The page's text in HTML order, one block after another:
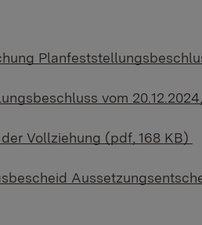
vom
Vollziehung (pdf, 168 KB)